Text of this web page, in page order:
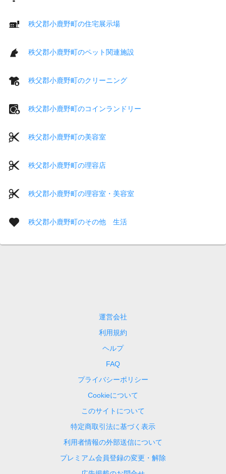
秩父郡小鹿野町の住宅展示場
秩父郡小鹿野町のペット関連施設
秩父郡小鹿野町のクリーニング
秩父郡小鹿野町のコインランドリー
秩父郡小鹿野町の美容室
秩父郡小鹿野町の理容店
秩父郡小鹿野町の理容室・美容室
秩父郡小鹿野町のその他 生活
運営会社
利用規約
ヘルプ
FAQ
プライバシーポリシー
Cookieについて
このサイトについて
特定商取引法に基づく表示
利用者情報の外部送信について
プレミアム会員登録の変更・解除